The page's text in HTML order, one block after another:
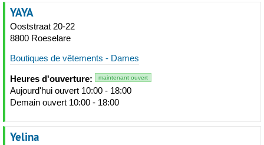
YAYA
Ooststraat 20-22
8800 Roeselare
Boutiques de vêtements - Dames
Heures d'ouverture: maintenant ouvert
Aujourd'hui ouvert 10:00 - 18:00
Demain ouvert 10:00 - 18:00
Yelina